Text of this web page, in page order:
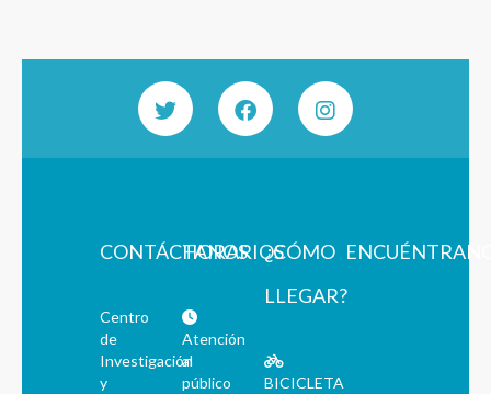
CONTÁCTANOS
Centro
de
Investigación
y
HORARIOS
Atención
al
público
¿CÓMO
LLEGAR?
BICICLETA